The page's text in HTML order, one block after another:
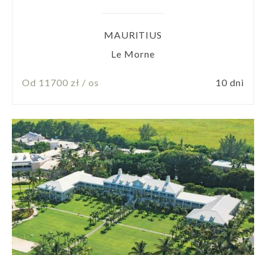
MAURITIUS
Le Morne
Od 11700 zł / os 10 dni